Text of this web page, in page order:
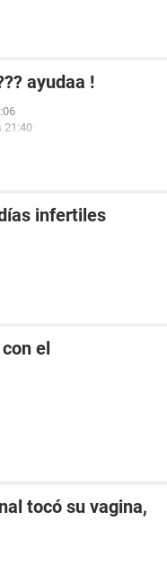
ayudaa !
21:40
infertiles
el
tocó su vagina,